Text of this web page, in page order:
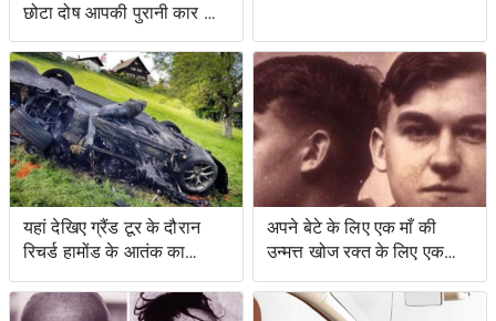
छोटा दोष आपकी पुरानी कार को
नया जैसा महसूस करा सकता है
यहां देखिए ग्रैंड टूर के दौरान
रिचर्ड हामोंड के आतंक का
वीडियो
अपने बेटे के लिए एक माँ की
उन्मत्त खोज रक्त के लिए एक
स्वाद के साथ एक बचत किसान
के लिए नेतृत्व की